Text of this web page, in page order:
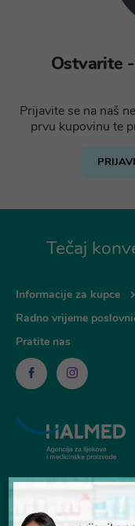
Ostvarite
Prijavite se na naš
prvu kupovinu te
Tečaj
Informacije za kupce
Radno vrijeme
Pratite nas